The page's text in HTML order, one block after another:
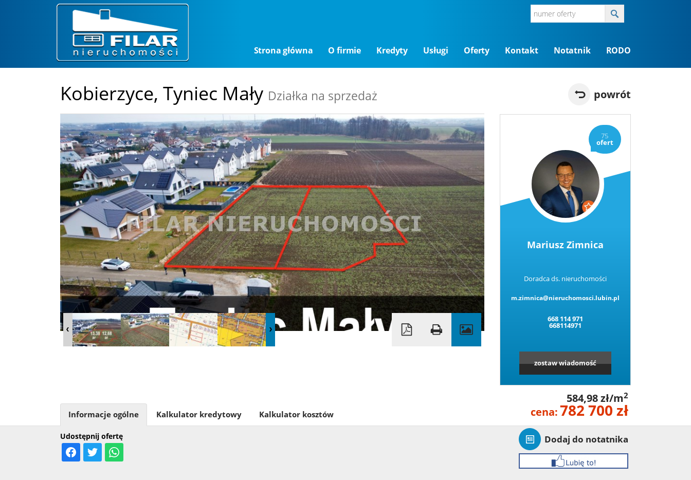
Strona główna O firmie Kredyty Usługi Oferty Kontakt Notatnik RODO
Kobierzyce, Tyniec Mały Działka na sprzedaż powrót
75
ofert
Mariusz Zimnica
Doradca ds. nieruchomości
m.zimnica@nieruchomosci.lubin.pl
668 114 971
668114971
zostaw wiadomość
584,98 zł/m2
cena:782 700 zł
Dodaj do notatnika
Udostępnij ofertę
Informacje ogólne Kalkulator kredytowy Kalkulator kosztów